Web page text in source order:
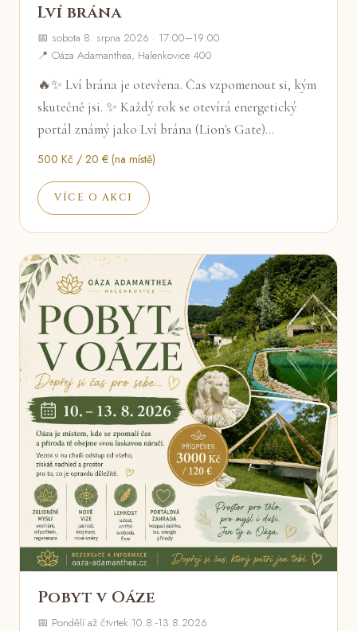
Lví brána
📅 sobota 8. srpna 2026 · 17:00–19:00
📍 Oáza Adamanthea, Halenkovice 400
🔥✨ Lví brána je otevřena. Čas vzpomenout si, kým
skutečně jsi. ✨ Každý rok se otevírá energetický
portál známý jako Lví brána (Lion's Gate)…
500 Kč / 20 € (na místě)
VÍCE O AKCI
Pobyt v Oáze
📅 Pondělí až čtvrtek 10.8.-13.8.2026